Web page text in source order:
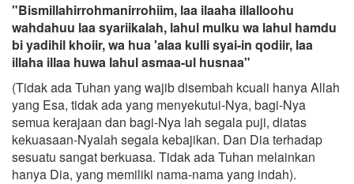
"Bismillahirrohmanirrohiim, laa ilaaha illalloohu
wahdahuu laa syariikalah, lahul mulku wa lahul hamdu
bi yadihil khoiir, wa hua 'alaa kulli syai-in qodiir, laa
illaha illaa huwa lahul asmaa-ul husnaa"
(Tidak ada Tuhan yang wajib disembah kcuali hanya Allah
yang Esa, tidak ada yang menyekutui-Nya, bagi-Nya
semua kerajaan dan bagi-Nya lah segala puji, diatas
kekuasaan-Nyalah segala kebajikan. Dan Dia terhadap
sesuatu sangat berkuasa. Tidak ada Tuhan melainkan
hanya Dia, yang memiliki nama-nama yang indah).